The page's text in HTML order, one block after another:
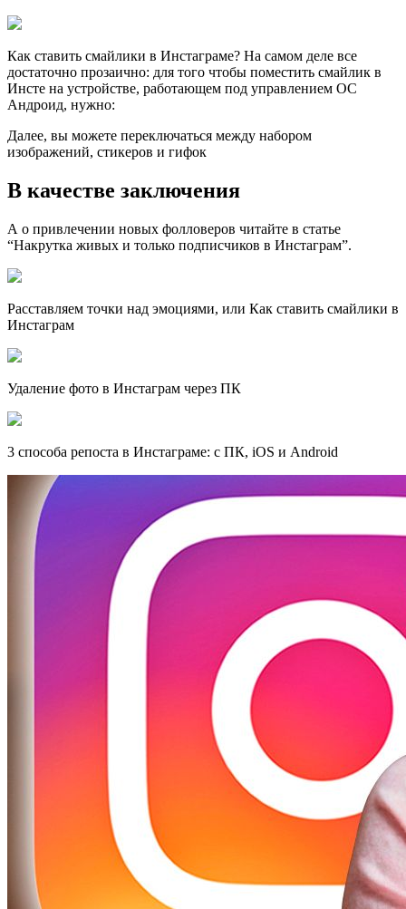
Как ставить смайлики в Инстаграме? На самом деле все
достаточно прозаично: для того чтобы поместить смайлик в
Инсте на устройстве, работающем под управлением ОС
Андроид, нужно:
Далее, вы можете переключаться между набором
изображений, стикеров и гифок
В качестве заключения
А о привлечении новых фолловеров читайте в статье
“Накрутка живых и только подписчиков в Инстаграм”.
Расставляем точки над эмоциями, или Как ставить смайлики в
Инстаграм
Удаление фото в Инстаграм через ПК
3 способа репоста в Инстаграме: с ПК, iOS и Android